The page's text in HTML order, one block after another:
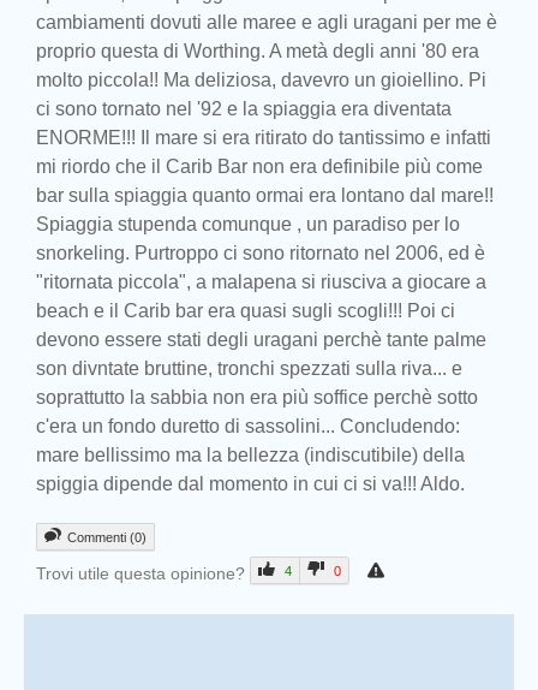
cambiamenti dovuti alle maree e agli uragani per me è
proprio questa di Worthing. A metà degli anni '80 era
molto piccola!! Ma deliziosa, davevro un gioiellino. Pi
ci sono tornato nel '92 e la spiaggia era diventata
ENORME!!! Il mare si era ritirato do tantissimo e infatti
mi riordo che il Carib Bar non era definibile più come
bar sulla spiaggia quanto ormai era lontano dal mare!!
Spiaggia stupenda comunque , un paradiso per lo
snorkeling. Purtroppo ci sono ritornato nel 2006, ed è
"ritornata piccola", a malapena si riusciva a giocare a
beach e il Carib bar era quasi sugli scogli!!! Poi ci
devono essere stati degli uragani perchè tante palme
son divntate bruttine, tronchi spezzati sulla riva... e
soprattutto la sabbia non era più soffice perchè sotto
c'era un fondo duretto di sassolini... Concludendo:
mare bellissimo ma la bellezza (indiscutibile) della
spiggia dipende dal momento in cui ci si va!!! Aldo.
Commenti (0)
Trovi utile questa opinione? 4 0